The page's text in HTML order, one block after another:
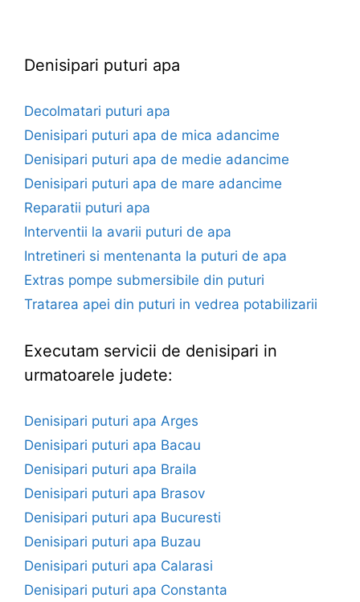
Denisipari puturi apa
Decolmatari puturi apa
Denisipari puturi apa de mica adancime
Denisipari puturi apa de medie adancime
Denisipari puturi apa de mare adancime
Reparatii puturi apa
Interventii la avarii puturi de apa
Intretineri si mentenanta la puturi de apa
Extras pompe submersibile din puturi
Tratarea apei din puturi in vedrea potabilizarii
Executam servicii de denisipari in
urmatoarele judete:
Denisipari puturi apa Arges
Denisipari puturi apa Bacau
Denisipari puturi apa Braila
Denisipari puturi apa Brasov
Denisipari puturi apa Bucuresti
Denisipari puturi apa Buzau
Denisipari puturi apa Calarasi
Denisipari puturi apa Constanta